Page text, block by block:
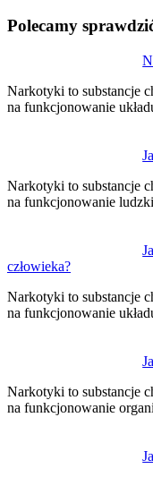
Polecamy
Narkotyki to substancje
na funkcjonowanie
Narkotyki to substancje
na funkcjonowanie
człowieka?
Narkotyki to substancje
na funkcjonowanie
Narkotyki to substancje
na funkcjonowanie
wpisu